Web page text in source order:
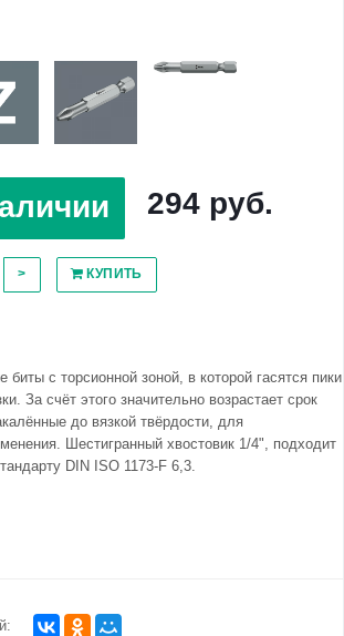
294 руб.
> КУПИТЬ
биты с торсионной зоной, в которой гасятся пики
За счёт этого значительно возрастает срок
до вязкой твёрдости, для
Шестигранный хвостовик 1/4", подходит
DIN ISO 1173-F 6,3.